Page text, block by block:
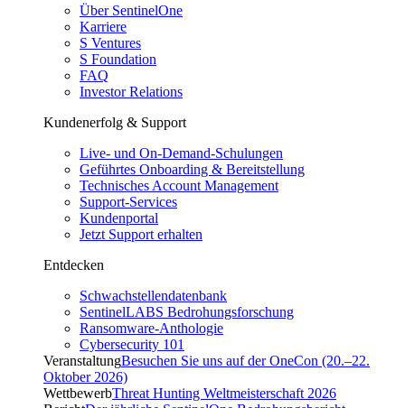
Über SentinelOne
Karriere
S Ventures
S Foundation
FAQ
Investor Relations
Kundenerfolg & Support
Live- und On-Demand-Schulungen
Geführtes Onboarding & Bereitstellung
Technisches Account Management
Support-Services
Kundenportal
Jetzt Support erhalten
Entdecken
Schwachstellendatenbank
SentinelLABS Bedrohungsforschung
Ransomware-Anthologie
Cybersecurity 101
VeranstaltungBesuchen Sie uns auf der OneCon (20.–22.
Oktober 2026)
WettbewerbThreat Hunting Weltmeisterschaft 2026